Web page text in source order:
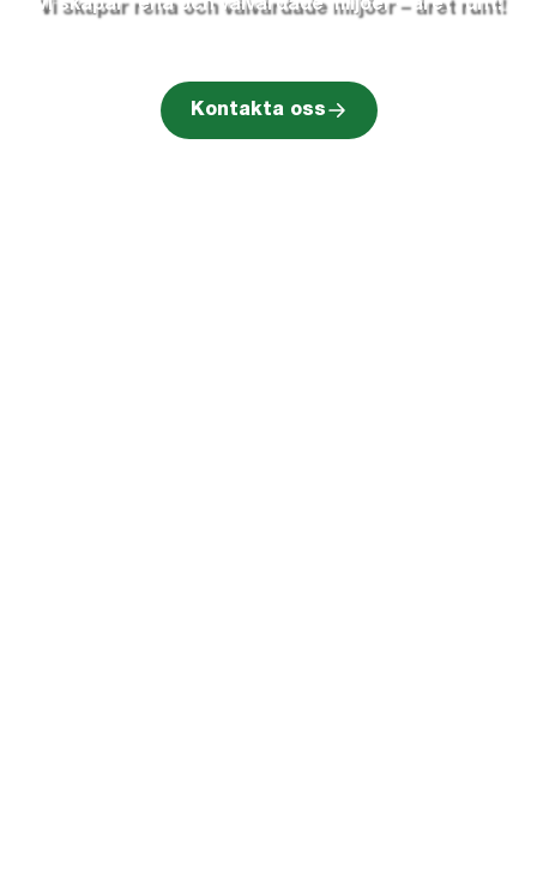
Vi skapar rena och välvårdade miljöer – året runt!
Kontakta oss